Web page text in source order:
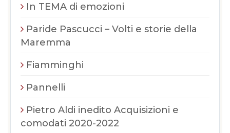
In TEMA di emozioni
Paride Pascucci – Volti e storie della
Maremma
Fiamminghi
Pannelli
Pietro Aldi inedito Acquisizioni e
comodati 2020-2022